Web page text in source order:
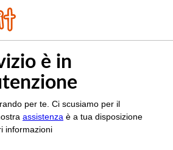
è in
per te. Ci scusiamo per il
assistenza è a tua disposizione
informazioni